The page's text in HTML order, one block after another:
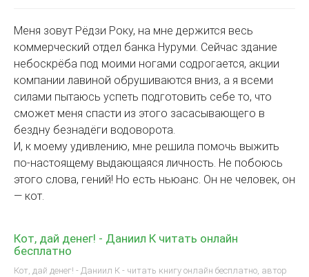
Меня зовут Рёдзи Року, на мне держится весь
коммерческий отдел банка Нуруми. Сейчас здание
небоскрёба под моими ногами содрогается, акции
компании лавиной обрушиваются вниз, а я всеми
силами пытаюсь успеть подготовить себе то, что
сможет меня спасти из этого засасывающего в
бездну безнадёги водоворота.
И, к моему удивлению, мне решила помочь выжить
по-настоящему выдающаяся личность. Не побоюсь
этого слова, гений! Но есть ньюанс. Он не человек, он
— кот.
Кот, дай денег! - Даниил К читать онлайн
бесплатно
Кот, дай денег! - Даниил К - читать книгу онлайн бесплатно, автор